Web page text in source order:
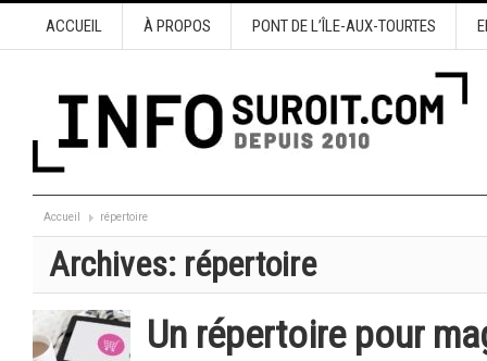
ACCUEIL À PROPOS PONT DE L’ÎLE-AUX-TOURTES
Accueil répertoire
Archives: répertoire
Un répertoire pour